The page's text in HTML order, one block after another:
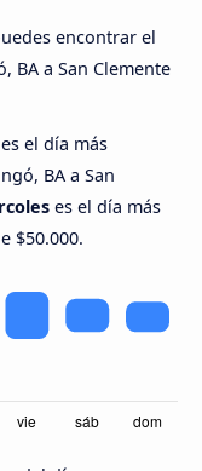
encontrar el
BA a San Clemente
es el día más
BA a San
es el día más
$50.000.